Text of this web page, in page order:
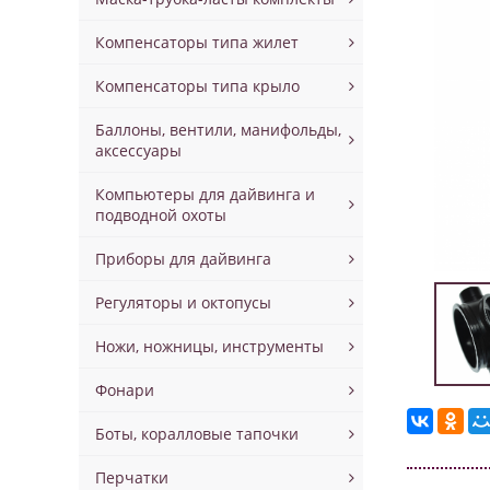
Компенсаторы типа жилет
Компенсаторы типа крыло
Баллоны, вентили, манифольды,
аксессуары
Компьютеры для дайвинга и
подводной охоты
Приборы для дайвинга
Регуляторы и октопусы
Ножи, ножницы, инструменты
Фонари
Боты, коралловые тапочки
Перчатки